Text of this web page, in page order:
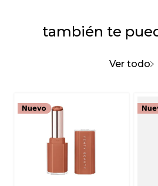
Califica el producto de 1
Escribe un comentario
también te
Ver todo